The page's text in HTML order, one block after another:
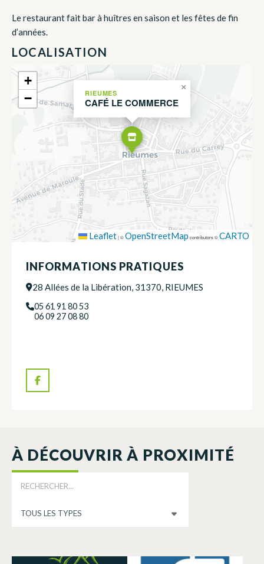
Le restaurant fait bar à huîtres en saison et les fêtes de fin
d’années.
LOCALISATION
RIEUMES
CAFÉ LE COMMERCE
×
+
−
Leaflet|©OpenStreetMap contributors ©CARTO
INFORMATIONS PRATIQUES
28 Allées de la Libération, 31370, RIEUMES
05 61 91 80 53
06 09 27 08 80
À DÉCOUVRIR À PROXIMITÉ